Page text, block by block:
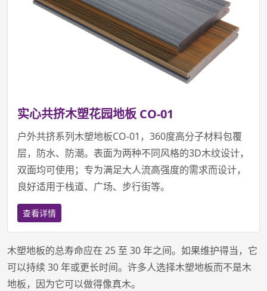
实心共挤木塑花园地板 CO-01
户外共挤系列木塑地板CO-01，360度高分子材料包覆
层，防水、防潮。表面为两种不同风格的3D木纹设计，
双面均可使用；专为满足大人流高强度的需求而设计，
良好适用于栈道、广场、步行街等。
查看详情
木塑地板的总寿命应在 25 至 30 年之间。如果维护得当，它
可以持续 30 年或更长时间。许多人选择木塑地板而不是木
地板，因为它可以做得像真木。